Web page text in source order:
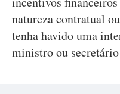
natureza contratual
tenha havido uma
ministro ou